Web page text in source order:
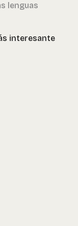
lenguas
interesante